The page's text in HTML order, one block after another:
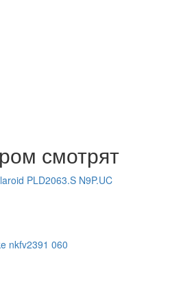
смотрят
PLD2063.S N9P.UC
nkfv2391 060